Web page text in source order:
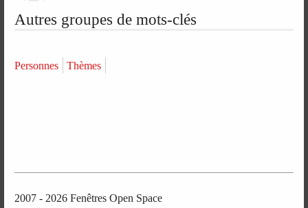
Autres groupes de mots-clés
Personnes Thèmes
2007 - 2026 Fenêtres Open Space